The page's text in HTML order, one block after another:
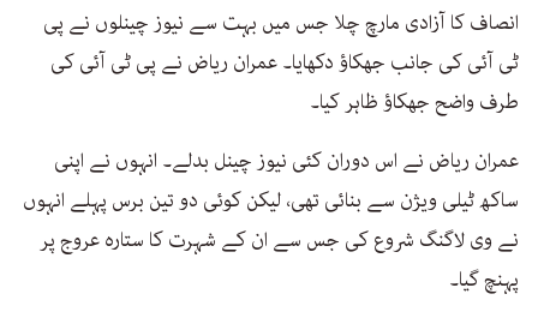
انصاف کا آزادی مارچ چلا جس میں بہت سے نیوز چینلوں نے پی
ٹی آئی کی جانب جھکاؤ دکھایا۔ عمران ریاض نے پی ٹی آئی کی
طرف واضح جھکاؤ ظاہر کیا۔
عمران ریاض نے اس دوران کئی نیوز چینل بدلے۔ انہوں نے اپنی
ساکھ ٹیلی ویژن سے بنائی تھی، لیکن کوئی دو تین برس پہلے انہوں
نے وی لاگنگ شروع کی جس سے ان کے شہرت کا ستارہ عروج پر
پہنچ گیا۔